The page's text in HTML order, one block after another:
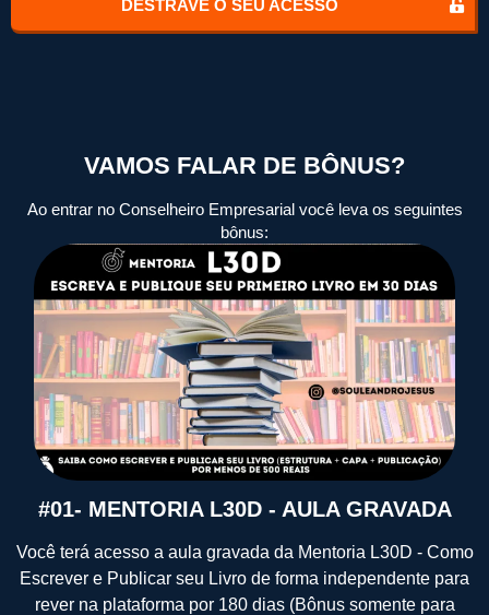
DESTRAVE O SEU ACESSO
VAMOS FALAR DE BÔNUS?
Ao entrar no Conselheiro Empresarial você leva os seguintes
bônus:
#01- MENTORIA L30D - AULA GRAVADA
Você terá acesso a aula gravada da Mentoria L30D - Como
Escrever e Publicar seu Livro de forma independente para
rever na plataforma por 180 dias (Bônus somente para